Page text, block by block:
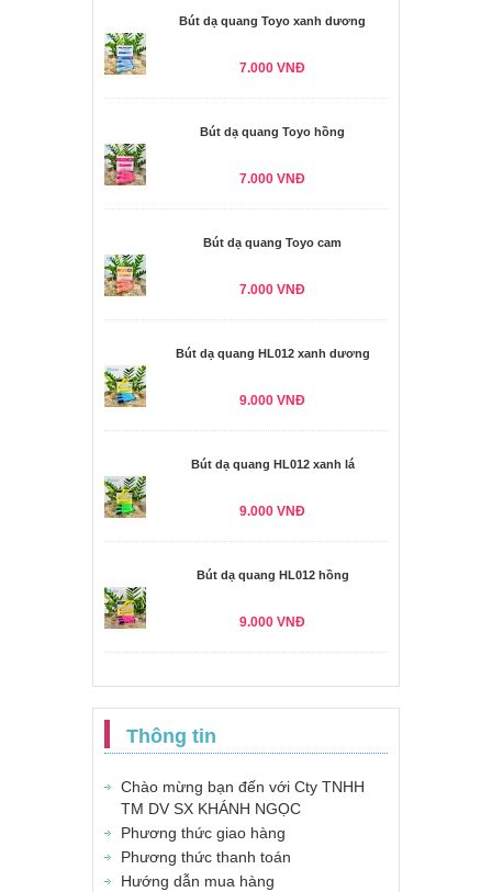
Bút dạ quang Toyo xanh dương
7.000 VNĐ
Bút dạ quang Toyo hồng
7.000 VNĐ
Bút dạ quang Toyo cam
7.000 VNĐ
Bút dạ quang HL012 xanh dương
9.000 VNĐ
Bút dạ quang HL012 xanh lá
9.000 VNĐ
Bút dạ quang HL012 hồng
9.000 VNĐ
Thông tin
Chào mừng bạn đến với Cty TNHH
TM DV SX KHÁNH NGỌC
Phương thức giao hàng
Phương thức thanh toán
Hướng dẫn mua hàng